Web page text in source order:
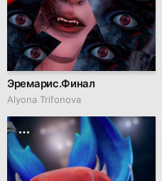
Эремарис.Финал
Alyona Trifonova